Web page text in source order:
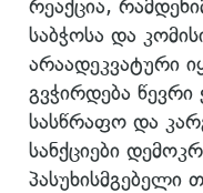
რეაქცია,
საბჭოსა და
არაადეკვატური
გვჭირდება წევრი
სასწრაფო და
სანქციები
პასუხისმგებელი